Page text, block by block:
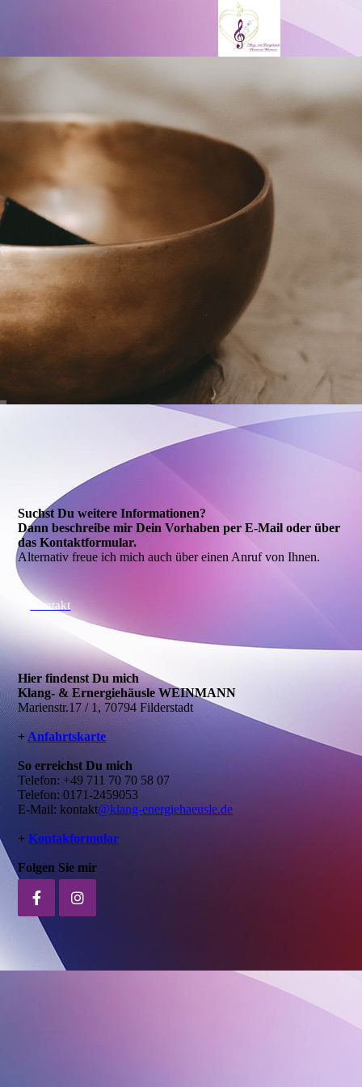
Suchst Du weitere Informationen?
Dann beschreibe mir Dein Vorhaben per E-Mail oder über
das Kontakt­formular.
Alternativ freue ich mich auch über einen Anruf von Ihnen.
Kontakt
Hier findenst Du mich
Klang- & Ernergiehäusle WEINMANN
Marienstr.17 / 1, 70794 Filderstadt
+ Anfahrtskarte
So erreichst Du mich
Telefon: +49 711 70 70 58 07
Telefon: 0171-2459053
E-Mail: kontakt@klang-energiehaeusle.de
+Kontakformular
Folgen Sie mir